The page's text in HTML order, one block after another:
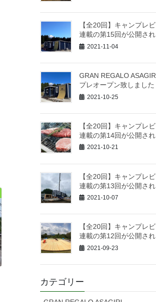
【全20回】キャンプレ
連載の第15回が公開され
2021-11-04
GRAN REGALO
プレオープン致しました
2021-10-25
【全20回】キャンプレ
連載の第14回が公開され
2021-10-21
【全20回】キャンプレ
連載の第13回が公開され
2021-10-07
【全20回】キャンプレ
連載の第12回が公開され
2021-09-23
カテゴリー